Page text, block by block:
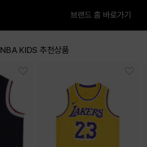
NBA KIDS 추천상품